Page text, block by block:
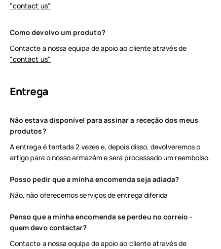
"contact us"
Como devolvo um produto?
Contacte a nossa equipa de apoio ao cliente através de
"contact us"
Entrega
Não estava disponível para assinar a receção dos meus
produtos?
A entrega é tentada 2 vezes e, depois disso, devolveremos o
artigo para o nosso armazém e será processado um reembolso.
Posso pedir que a minha encomenda seja adiada?
Não, não oferecemos serviços de entrega diferida
Penso que a minha encomenda se perdeu no correio -
quem devo contactar?
Contacte a nossa equipa de apoio ao cliente através de